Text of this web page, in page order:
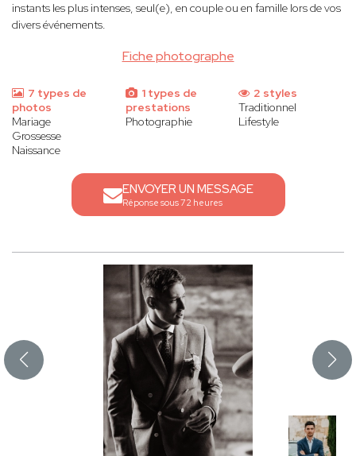
Fiche photographe
instants les plus intenses, seul(e), en couple ou en famille lors de vos
divers événements.
7 types de
photos
Mariage
Grossesse
Naissance
1 types de
prestations
Photographie
2 styles
Traditionnel
Lifestyle
ENVOYER UN MESSAGE
Réponse sous 72 heures